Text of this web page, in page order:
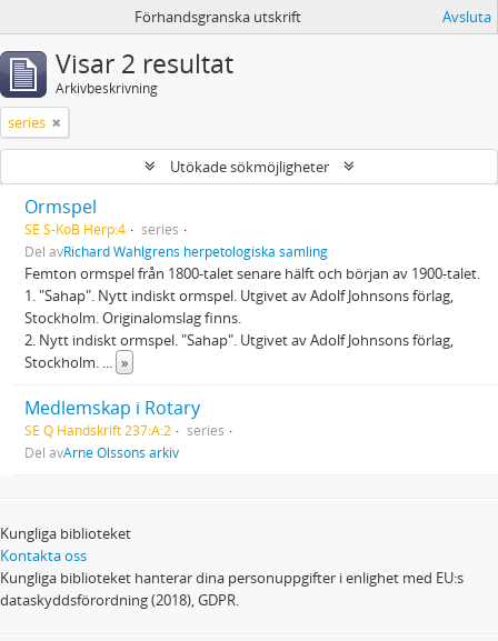
Förhandsgranska utskrift Avsluta
Visar 2 resultat
Arkivbeskrivning
series
Utökade sökmöjligheter
Ormspel
SE S-KoB Herp:4
series
Del avRichard Wahlgrens herpetologiska samling
Femton ormspel från 1800-talet senare hälft och början av 1900-talet.
1. "Sahap". Nytt indiskt ormspel. Utgivet av Adolf Johnsons förlag,
Stockholm. Originalomslag finns.
2. Nytt indiskt ormspel. "Sahap". Utgivet av Adolf Johnsons förlag,
Stockholm. ... »
Medlemskap i Rotary
SE Q Handskrift 237:A:2
series
Del avArne Olssons arkiv
Kungliga biblioteket
Kontakta oss
Kungliga biblioteket hanterar dina personuppgifter i enlighet med EU:s
dataskyddsförordning (2018), GDPR.